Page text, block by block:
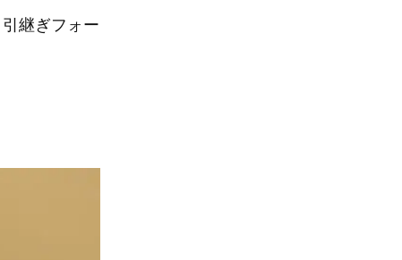
継ぎフォー